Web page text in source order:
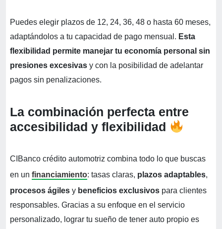
Puedes elegir plazos de 12, 24, 36, 48 o hasta 60 meses,
adaptándolos a tu capacidad de pago mensual. Esta
flexibilidad permite manejar tu economía personal sin
presiones excesivas y con la posibilidad de adelantar
pagos sin penalizaciones.
La combinación perfecta entre
accesibilidad y flexibilidad
CIBanco crédito automotriz combina todo lo que buscas
en un financiamiento: tasas claras, plazos adaptables,
procesos ágiles y beneficios exclusivos para clientes
responsables. Gracias a su enfoque en el servicio
personalizado, lograr tu sueño de tener auto propio es